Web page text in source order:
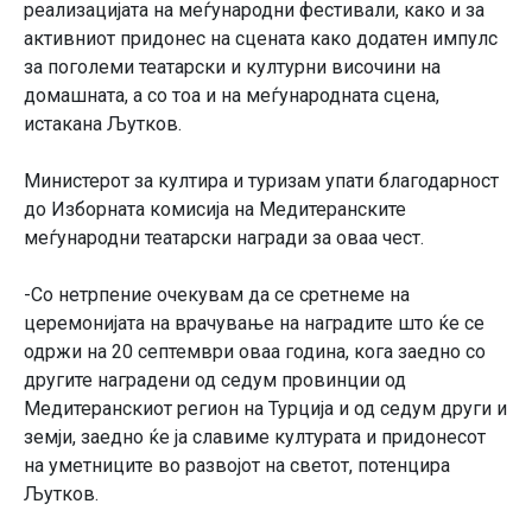
реализацијата на меѓународни фестивали, како и за
активниот придонес на сцената како додатен импулс
за поголеми театарски и културни височини на
домашната, а со тоа и на меѓународната сцена,
истакана Љутков.
Министерот за култира и туризам упати благодарност
до Изборната комисија на Медитеранските
меѓународни театарски награди за оваа чест.
-Со нетрпение очекувам да се сретнеме на
церемонијата на врачување на наградите што ќе се
одржи на 20 септември оваа година, кога заедно со
другите наградени од седум провинции од
Медитеранскиот регион на Турција и од седум други и
земји, заедно ќе ја славиме културата и придонесот
на уметниците во развојот на светот, потенцира
Љутков.